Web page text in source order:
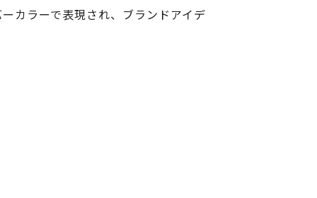
カラーで表現され、ブランドアイデ